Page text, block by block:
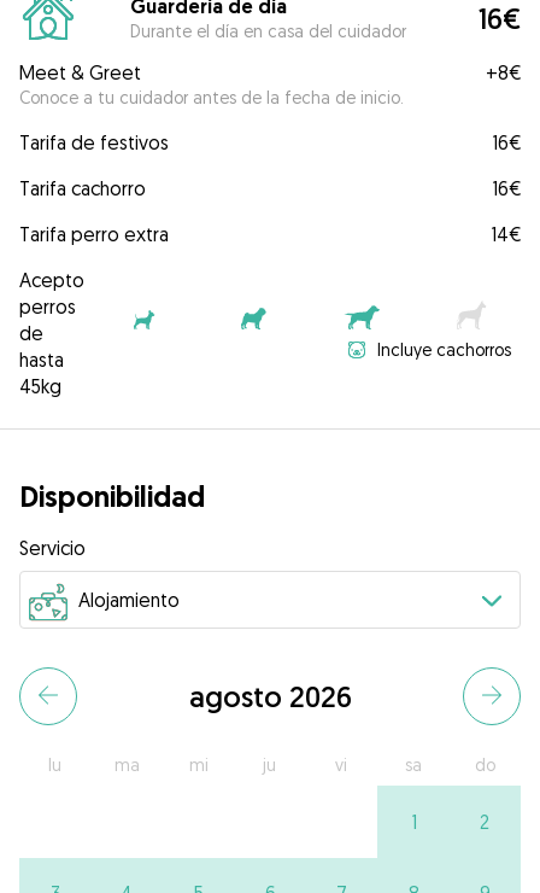
Guardería de día
Durante el día en casa del cuidador 16€
Meet & Greet
Conoce a tu cuidador antes de la fecha de inicio.
+8€
Tarifa de festivos
16€
Tarifa cachorro
16€
Tarifa perro extra
14€
Acepto
perros
de
hasta
45kg
Incluye cachorros
Disponibilidad
Servicio
agosto 2026
lu ma mi ju vi sa do
1 2